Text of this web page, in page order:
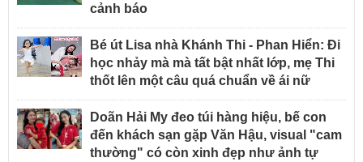
cảnh báo
Bé út Lisa nhà Khánh Thi - Phan Hiển: Đi
học nhảy mà mà tất bật nhất lớp, mẹ Thi
thốt lên một câu quá chuẩn về ái nữ
Doãn Hải My đeo túi hàng hiệu, bế con
đến khách sạn gặp Văn Hậu, visual "cam
thường" có còn xinh đẹp như ảnh tự